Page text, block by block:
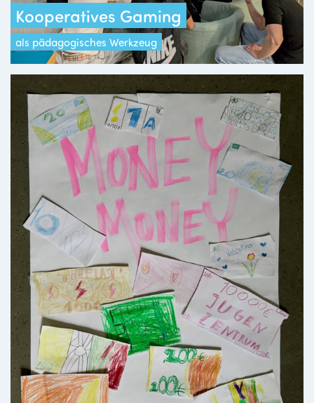
Kooperatives Gaming
als pädagogisches Werkzeug